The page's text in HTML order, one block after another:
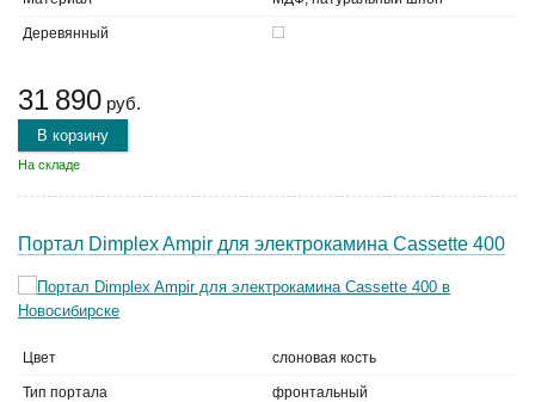
Деревянный
31 890 руб.
В корзину
На складе
Портал Dimplex Ampir для электрокамина Cassette 400
Цвет слоновая кость
Тип портала фронтальный